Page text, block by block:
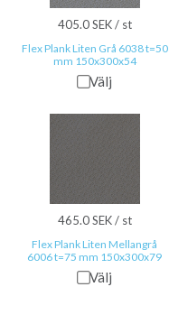
405.0 SEK / st
Flex Plank Liten Grå 6038 t=50
mm 150x300x54
Välj
465.0 SEK / st
Flex Plank Liten Mellangrå
6006 t=75 mm 150x300x79
Välj